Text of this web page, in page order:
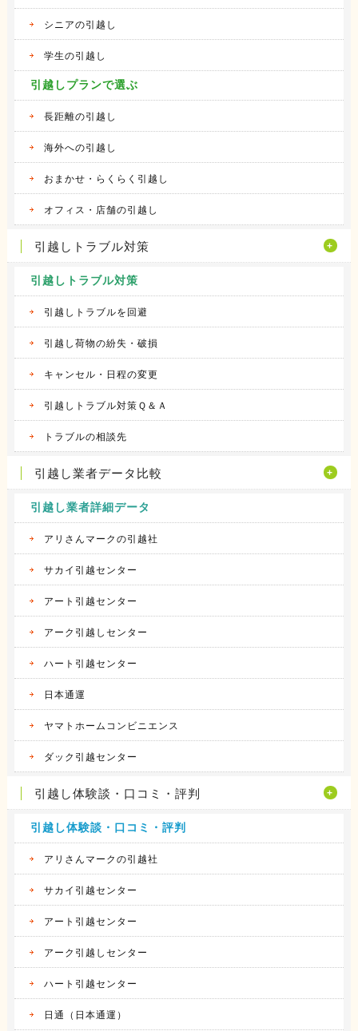
シニアの引越し
学生の引越し
引越しプランで選ぶ
長距離の引越し
海外への引越し
おまかせ・らくらく引越し
オフィス・店舗の引越し
引越しトラブル対策
引越しトラブル対策
引越しトラブルを回避
引越し荷物の紛失・破損
キャンセル・日程の変更
引越しトラブル対策Ｑ＆Ａ
トラブルの相談先
引越し業者データ比較
引越し業者詳細データ
アリさんマークの引越社
サカイ引越センター
アート引越センター
アーク引越しセンター
ハート引越センター
日本通運
ヤマトホームコンビニエンス
ダック引越センター
引越し体験談・口コミ・評判
引越し体験談・口コミ・評判
アリさんマークの引越社
サカイ引越センター
アート引越センター
アーク引越しセンター
ハート引越センター
日通（日本通運）